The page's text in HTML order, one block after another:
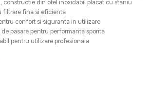
constructie din otel inoxidabil placat cu staniu
filtrare fina si eficienta
confort si siguranta in utilizare
pasare pentru performanta sporita
pentru utilizare profesionala